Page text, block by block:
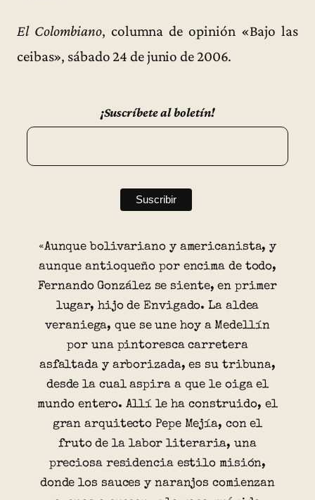
El Colombiano, columna de opinión «Bajo las
ceibas», sábado 24 de junio de 2006.
¡Suscríbete al boletín!
«Aunque bolivariano y americanista, y
aunque antioqueño por encima de todo,
Fernando González se siente, en primer
lugar, hijo de Envigado. La aldea
veraniega, que se une hoy a Medellín
por una pintoresca carretera
asfaltada y arborizada, es su tribuna,
desde la cual aspira a que le oiga el
mundo entero. Allí le ha construido, el
gran arquitecto Pepe Mejía, con el
fruto de la labor literaria, una
preciosa residencia estilo misión,
donde los sauces y naranjos comienzan